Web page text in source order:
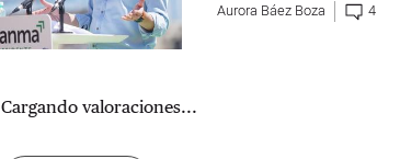
Aurora Báez Boza 4
Cargando valoraciones...